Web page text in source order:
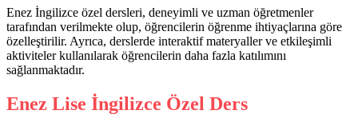
Enez İngilizce özel dersleri, deneyimli ve uzman öğretmenler
tarafından verilmekte olup, öğrencilerin öğrenme ihtiyaçlarına göre
özelleştirilir. Ayrıca, derslerde interaktif materyaller ve etkileşimli
aktiviteler kullanılarak öğrencilerin daha fazla katılımını
sağlanmaktadır.
Enez Lise İngilizce Özel Ders